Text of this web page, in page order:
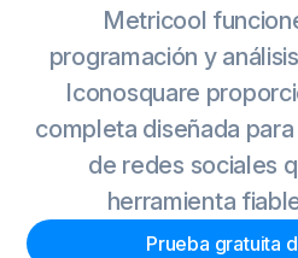
Metricool
programación y
Iconosquare
completa diseñada
de redes sociales
herramienta
Prueba gratuita